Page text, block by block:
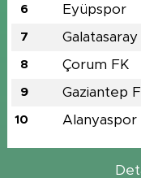
6 Eyüpspor
7 Galatasaray
8 Çorum FK
9 Gaziantep
10 Alanyaspor